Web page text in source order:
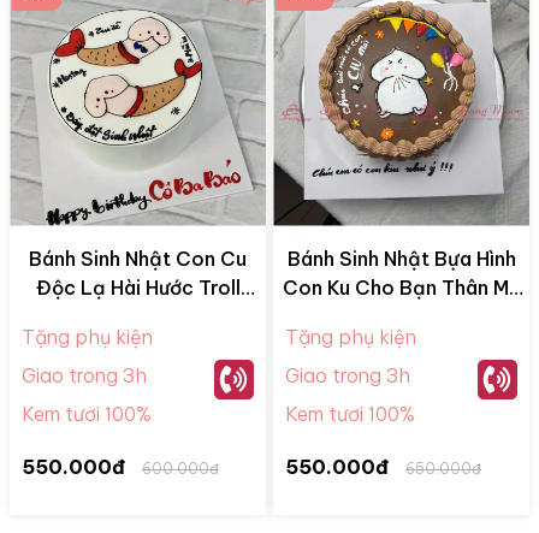
Bánh Sinh Nhật Con Cu
Độc Lạ Hài Hước Troll
Tặng phụ kiện
Giao trong 3h
Kem tươi 100%
550.000đ 600.000đ
Bánh Sinh Nhật Bựa Hình
Con Ku Cho Bạn Thân Mã
Tặng phụ kiện
Giao trong 3h
Kem tươi 100%
550.000đ 650.000đ